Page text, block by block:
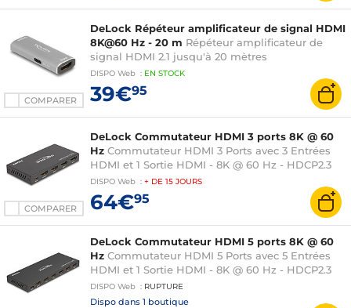
COMPARER
DeLock Répéteur amplificateur de signal HDMI
8K@60 Hz - 20 m Répéteur amplificateur de
signal HDMI 2.1 jusqu'à 20 mètres
DISPO Web : EN STOCK
39€95
COMPARER
DeLock Commutateur HDMI 3 ports 8K @ 60
Hz Commutateur HDMI 3 Ports avec 3 Entrées
HDMI et 1 Sortie HDMI - 8K @ 60 Hz - HDCP2.3
DISPO Web : + DE 15 JOURS
64€95
DeLock Commutateur HDMI 5 ports 8K @ 60
Hz Commutateur HDMI 5 Ports avec 5 Entrées
HDMI et 1 Sortie HDMI - 8K @ 60 Hz - HDCP2.3
DISPO Web : RUPTURE
Dispo dans 1 boutique